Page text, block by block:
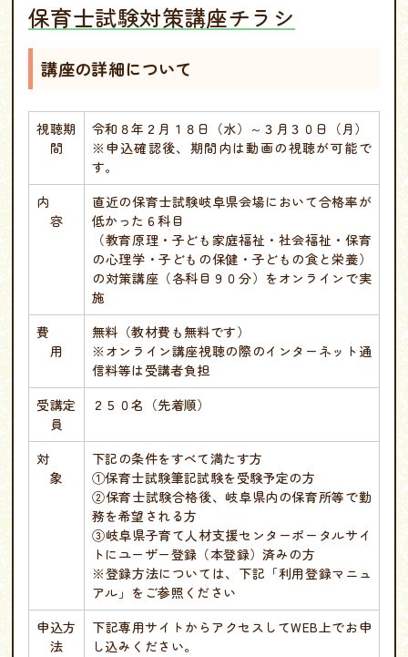
保育士試験対策講座チラシ
講座の詳細について
視聴期
間
令和８年２月１８日（水）～３月３０日（月）
※申込確認後、期間内は動画の視聴が可能で
す。
内
容
直近の保育士試験岐阜県会場において合格率が
低かった６科目
（教育原理・子ども家庭福祉・社会福祉・保育
の心理学・子どもの保健・子どもの食と栄養）
の対策講座（各科目９０分）をオンラインで実
施
費
用
無料（教材費も無料です）
※オンライン講座視聴の際のインターネット通
信料等は受講者負担
受講定
員
２５０名（先着順）
対
象
下記の条件をすべて満たす方
①保育士試験筆記試験を受験予定の方
②保育士試験合格後、岐阜県内の保育所等で勤
務を希望される方
③岐阜県子育て人材支援センターポータルサイ
トにユーザー登録（本登録）済みの方
※登録方法については、下記「利用登録マニュ
アル」をご参照ください
申込方
法
下記専用サイトからアクセスしてWEB上でお申
し込みください。